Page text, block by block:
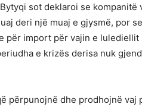
sot deklaroi se kompanitë
deri një muaj e gjysmë, por
për import për vajin e lulediellit
e krizës derisa nuk
përpunojnë dhe prodhojnë vaj